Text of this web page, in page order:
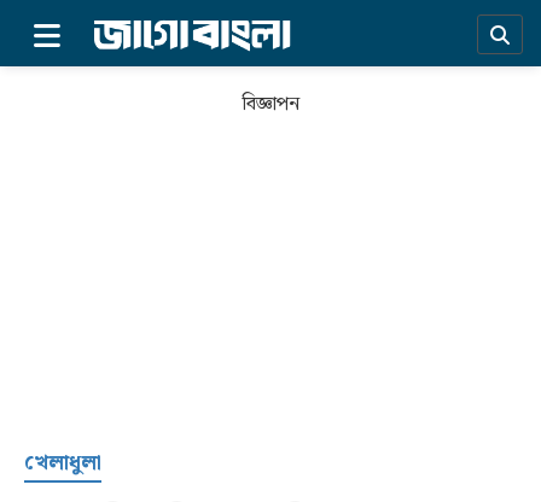
বিজ্ঞাপন
খেলাধুলা